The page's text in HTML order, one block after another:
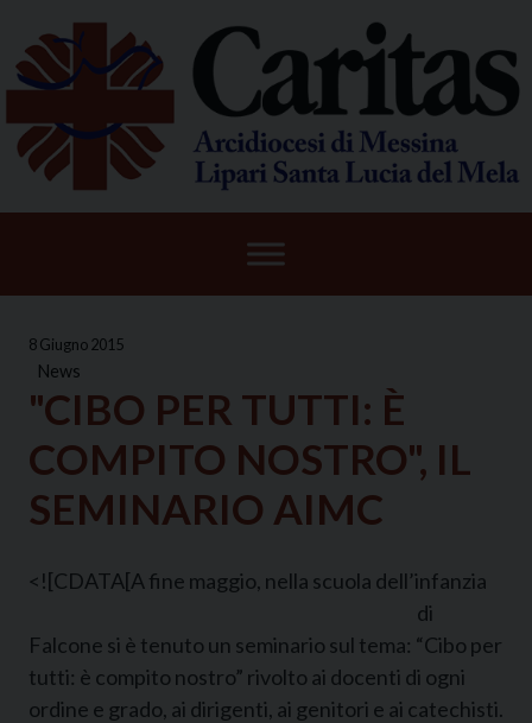
content
8 Giugno 2015
News
"CIBO PER TUTTI: È
COMPITO NOSTRO", IL
SEMINARIO AIMC
<![CDATA[A fine maggio, nella scuola dell’infanzia
di
Falcone si è tenuto un seminario sul tema: “Cibo per
tutti: è compito nostro” rivolto ai docenti di ogni
ordine e grado, ai dirigenti, ai genitori e ai catechisti.